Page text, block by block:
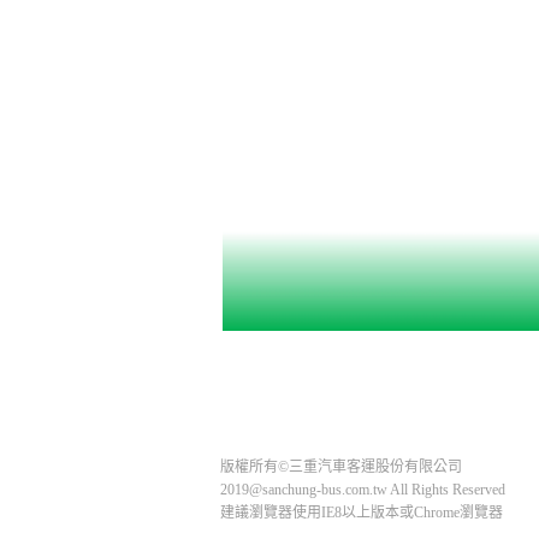
版權所有©三重汽車客運股份有限公司
2019@sanchung-bus.com.tw All Rights Reserved
建議瀏覽器使用IE8以上版本或Chrome瀏覽器